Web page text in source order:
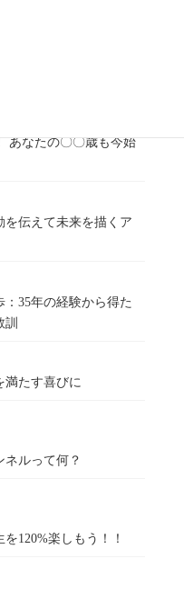
あなたの〇〇歳も今始
を伝えて未来を描くア
35年の経験から得た
訓
満たす喜びに
ネルって何？
120%楽しもう！！